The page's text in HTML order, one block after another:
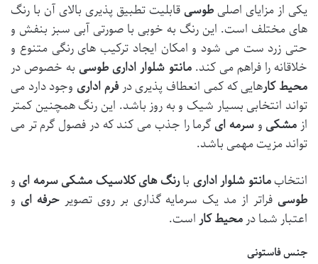
یکی از مزایای اصلی طوسی قابلیت تطبیق پذیری بالای آن با رنگ
های مختلف است. این رنگ به خوبی با صورتی آبی سبز بنفش و
حتی زرد ست می شود و امکان ایجاد ترکیب های رنگی متنوع و
خلاقانه را فراهم می کند.مانتو شلوار اداری طوسی به خصوص در
محیط کارهایی که کمی انعطاف پذیری درفرم اداری وجود دارد می
تواند انتخابی بسیار شیک و به روز باشد. این رنگ همچنین کمتر
از مشکی وسرمه ای گرما را جذب می کند که در فصول گرم تر می
تواند مزیت مهمی باشد.
انتخابمانتو شلوار اداری بارنگ های کلاسیکمشکیسرمه ای و
طوسی فراتر از مد یک سرمایه گذاری بر روی تصویرحرفه ای و
اعتبار شما در محیط کار است.
جنس فاستونی